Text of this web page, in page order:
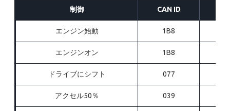
制御 CAN ID
エンジン始動 1B8
エンジンオン 1B8
ドライブにシフト 077
アクセル50％ 039